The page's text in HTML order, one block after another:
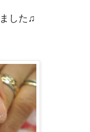
した♫